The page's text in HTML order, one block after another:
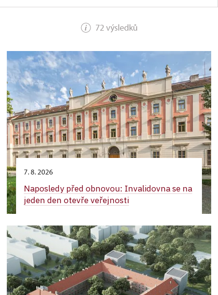
72 výsledků
7. 8. 2026
Naposledy před obnovou: Invalidovna se na
jeden den otevře veřejnosti